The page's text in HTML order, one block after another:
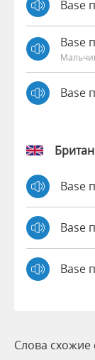
Base
Base
Base
Base
Base
Base
Слова схожие